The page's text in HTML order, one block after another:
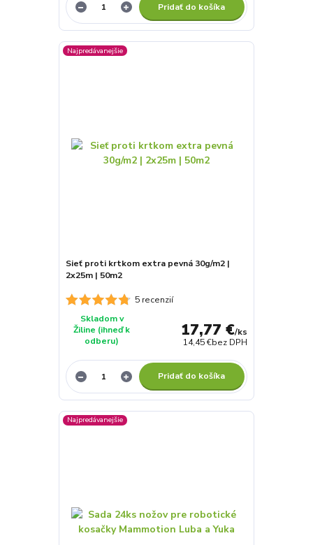
Pridať do košíka
Najpredávanejšie
5 recenzií
Sieť proti krtkom extra pevná 30g/m2 |
2x25m | 50m2
17,77 €/ks
14,45 €bez DPH
Skladom v
Žiline (ihneď k
odberu)
Pridať do košíka
Najpredávanejšie